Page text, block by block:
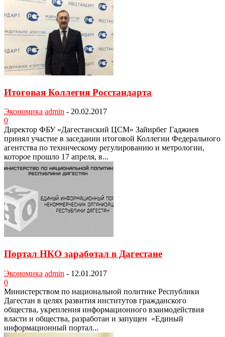
Итоговая Коллегия Росстандарта
Экономика admin - 20.02.2017
0
Директор ФБУ «Дагестанский ЦСМ» Зайирбег Гаджиев
принял участие в заседании итоговой Коллегии Феде­рального
агентства по техническому регулированию и метрологии,
которое прошло 17 апреля, в...
Портал НКО заработал в Дагестане
Экономика admin - 12.01.2017
0
Министерством по национальной политике Республики
Дагестан в целях развития институтов гражданского
общества, укрепления информационного взаимодействия
власти и общества, разработан и запущен «Единый
информационный портал...